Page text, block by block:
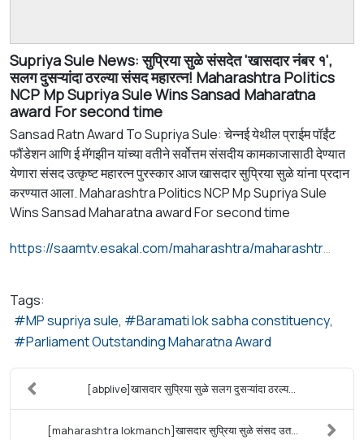
Supriya Sule News: सुप्रिया सुळे संसदेत 'खासदार नंबर १',
सलग दुसऱ्यांदा ठरल्या संसद महारत्न! Maharashtra Politics
NCP Mp Supriya Sule Wins Sansad Maharatna
award For second time
Sansad Ratn Award To Supriya Sule: चेन्नई येथील प्राईम पॉईंट
फौंडेशन आणि ई मॅगझीन यांच्या वतीने सर्वोत्तम संसदीय कामकाजासाठी देण्यात
येणारा संसद उत्कृष्ट महारत्न पुरस्कार आज खासदार सुप्रिया सुळे यांना प्रदान
करण्यात आला. Maharashtra Politics NCP Mp Supriya Sule
Wins Sansad Maharatna award For second time
https://saamtv.esakal.com/maharashtra/maharashtra-politics-ncp-mp-supriya-sule-wins-sansad-maharatna-award-for-second-time-gp98
Tags:
MP supriya sule
Baramati lok sabha constituency
Parliament Outstanding Maharatna Award
[abplive]खासदार सुप्रिया सुळे सलग दुसऱ्यांदा ठरल्य...
[maharashtra lokmanch]खासदार सुप्रिया सुळे संसद उत...